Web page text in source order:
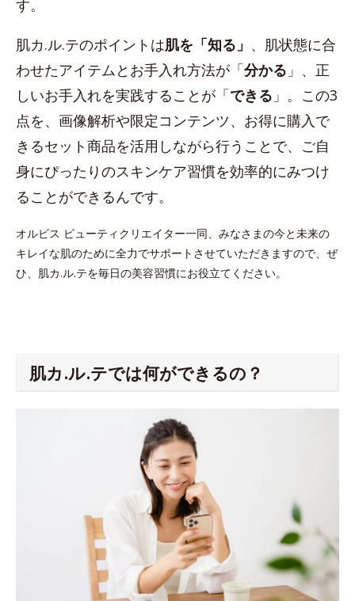
す。
肌カ.ル.テのポイントは肌を「知る」 、肌状態に合
わせたアイテムとお手入れ方法が「分かる 」、正
しいお手入れを実践することが「できる 」。この3
点を、画像解析や限定コンテンツ、お得に購入で
きるセット商品を活用しながら行うことで、ご自
身にぴったりのスキンケア習慣を効率的にみつけ
ることができるんです。
オルビス ビューティクリエイター一同、みなさまの今と未来の
キレイな肌のために全力でサポートさせていただきますので、ぜ
ひ、肌カ.ル.テを毎日の美容習慣にお役立てください。
肌カ.ル.テでは何ができるの？